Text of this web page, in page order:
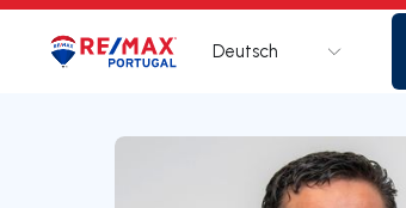
Logo Zur Startseite
Deutsch